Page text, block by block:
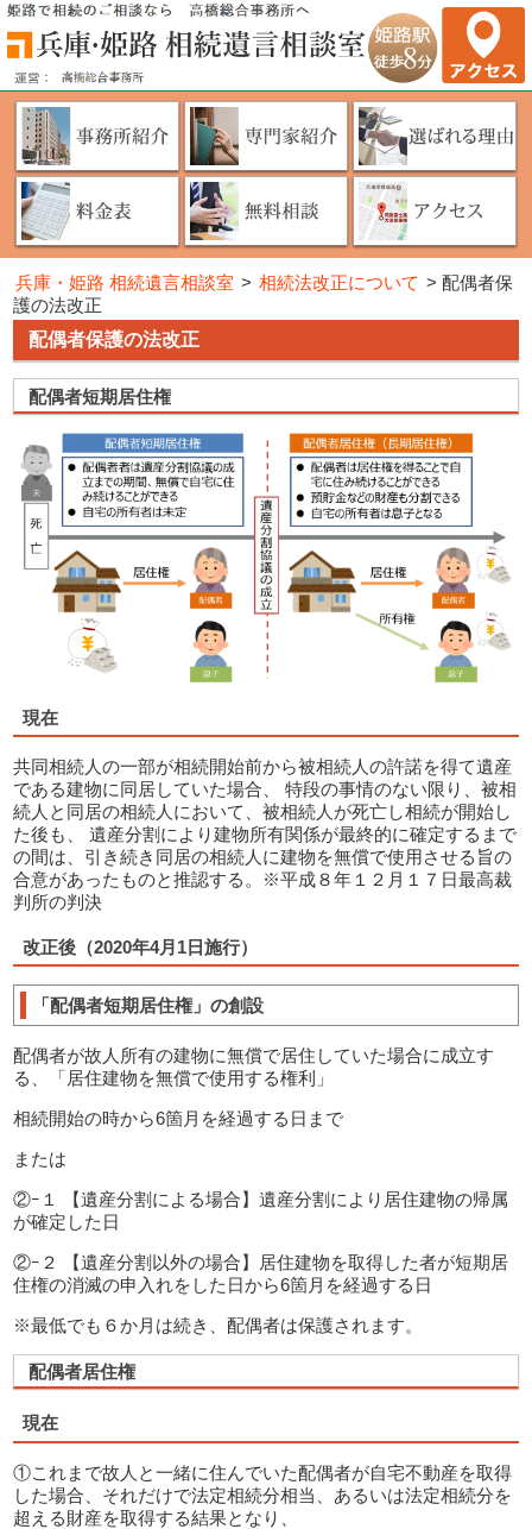
兵庫・姫路 相続遺言相談室 > 相続法改正について >配偶者保
護の法改正
配偶者保護の法改正
配偶者短期居住権
現在
共同相続人の一部が相続開始前から被相続人の許諾を得て遺産
である建物に同居していた場合、 特段の事情のない限り、被相
続人と同居の相続人において、被相続人が死亡し相続が開始し
た後も、 遺産分割により建物所有関係が最終的に確定するまで
の間は、引き続き同居の相続人に建物を無償で使用させる旨の
合意があったものと推認する。※平成８年１２月１７日最高裁
判所の判決
改正後（2020年4月 1日施行）
「配偶者短期居住権」の創設
配偶者が故人所有の建物に無償で居住していた場合に成立す
る、「居住建物を無償で使用する権利」
相続開始の時から6箇月を経過する日まで
または
②ｰ１ 【遺産分割による場合】遺産分割により居住建物の帰属
が確定した日
②ｰ２ 【遺産分割以外の場合】居住建物を取得した者が短期居
住権の消滅の申入れをした日から6箇月を経過する日
※最低でも６か月は続き、配偶者は保護されます。
配偶者居住権
現在
①これまで故人と一緒に住んでいた配偶者が自宅不動産を取得
した場合、それだけで法定相続分相当、あるいは法定相続分を
超える財産を取得する結果となり、